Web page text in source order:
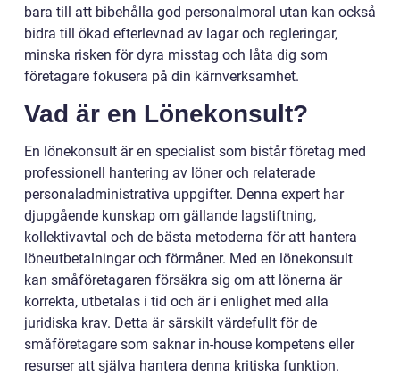
bara till att bibehålla god personalmoral utan kan också
bidra till ökad efterlevnad av lagar och regleringar,
minska risken för dyra misstag och låta dig som
företagare fokusera på din kärnverksamhet.
Vad är en Lönekonsult?
En lönekonsult är en specialist som bistår företag med
professionell hantering av löner och relaterade
personaladministrativa uppgifter. Denna expert har
djupgående kunskap om gällande lagstiftning,
kollektivavtal och de bästa metoderna för att hantera
löneutbetalningar och förmåner. Med en lönekonsult
kan småföretagaren försäkra sig om att lönerna är
korrekta, utbetalas i tid och är i enlighet med alla
juridiska krav. Detta är särskilt värdefullt för de
småföretagare som saknar in-house kompetens eller
resurser att själva hantera denna kritiska funktion.